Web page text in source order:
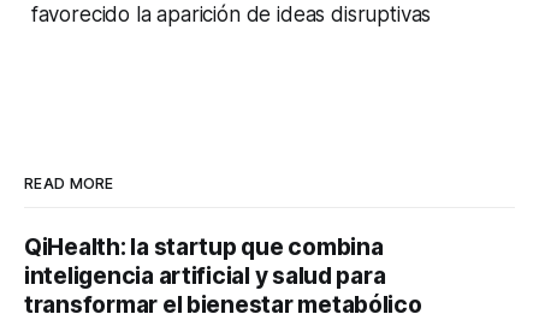
favorecido la aparición de ideas disruptivas
READ MORE
QiHealth: la startup que combina
inteligencia artificial y salud para
transformar el bienestar metabólico